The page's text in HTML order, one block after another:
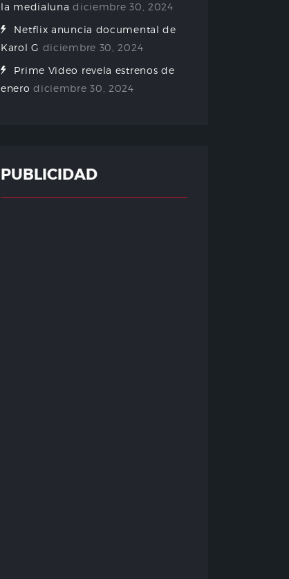
la medialuna diciembre 30, 2024
Netflix anuncia documental de
Karol G diciembre 30, 2024
Prime Video revela estrenos de
enero diciembre 30, 2024
PUBLICIDAD